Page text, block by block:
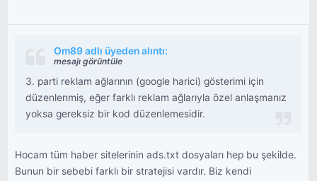
Om89 adlı üyeden alıntı:
mesajı görüntüle
3. parti reklam ağlarının (google harici) gösterimi için
düzenlenmiş, eğer farklı reklam ağlarıyla özel anlaşmanız
yoksa gereksiz bir kod düzenlemesidir.
Hocam tüm haber sitelerinin ads.txt dosyaları hep bu şekilde.
Bunun bir sebebi farklı bir stratejisi vardır. Biz kendi